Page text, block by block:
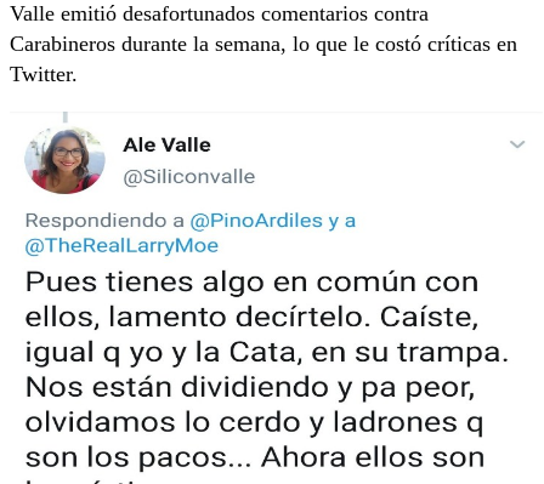
Valle emitió desafortunados comentarios contra
Carabineros durante la semana, lo que le costó críticas en
Twitter.